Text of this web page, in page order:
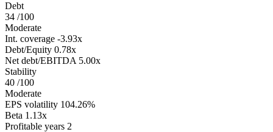
Debt
34 /100
Moderate
Int. coverage -3.93x
Debt/Equity 0.78x
Net debt/EBITDA 5.00x
Stability
40 /100
Moderate
EPS volatility 104.26%
Beta 1.13x
Profitable years 2